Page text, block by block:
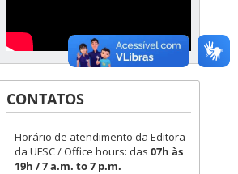
CONTATOS
Horário de atendimento da Editora
da UFSC / Office hours: das 07h às
19h / 7 a.m. to 7 p.m.